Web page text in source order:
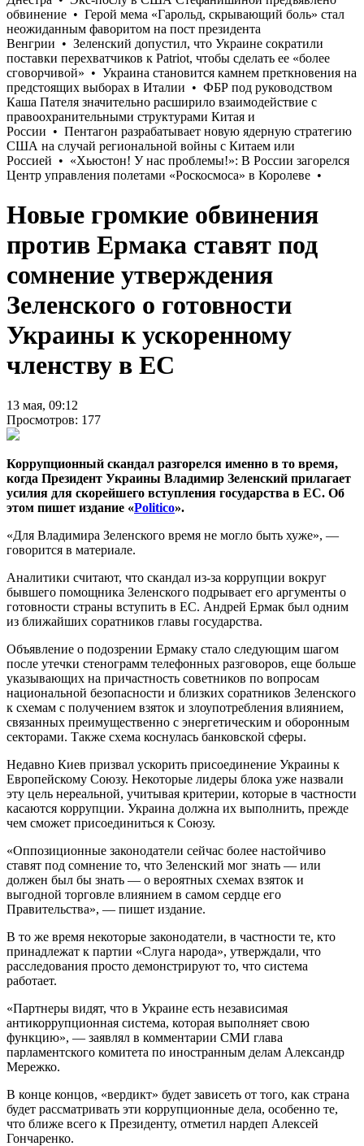
Новые громкие обвинения
против Ермака ставят под
сомнение утверждения
Зеленского о готовности
Украины к ускоренному
членству в ЕС
13 мая, 09:12
Просмотров: 177
Коррупционный скандал разгорелся именно в то время,
когда Президент Украины Владимир Зеленский прилагает
усилия для скорейшего вступления государства в ЕС. Об
этом пишет издание «Politico».
«Для Владимира Зеленского время не могло быть хуже», —
говорится в материале.
Аналитики считают, что скандал из-за коррупции вокруг
бывшего помощника Зеленского подрывает его аргументы о
готовности страны вступить в ЕС. Андрей Ермак был одним
из ближайших соратников главы государства.
Объявление о подозрении Ермаку стало следующим шагом
после утечки стенограмм телефонных разговоров, еще больше
указывающих на причастность советников по вопросам
национальной безопасности и близких соратников Зеленского
к схемам с получением взяток и злоупотребления влиянием,
связанных преимущественно с энергетическим и оборонным
секторами. Также схема коснулась банковской сферы.
Недавно Киев призвал ускорить присоединение Украины к
Европейскому Союзу. Некоторые лидеры блока уже назвали
эту цель нереальной, учитывая критерии, которые в частности
касаются коррупции. Украина должна их выполнить, прежде
чем сможет присоединиться к Союзу.
«Оппозиционные законодатели сейчас более настойчиво
ставят под сомнение то, что Зеленский мог знать — или
должен был бы знать — о вероятных схемах взяток и
выгодной торговле влиянием в самом сердце его
Правительства», — пишет издание.
В то же время некоторые законодатели, в частности те, кто
принадлежат к партии «Слуга народа», утверждали, что
расследования просто демонстрируют то, что система
работает.
«Партнеры видят, что в Украине есть независимая
антикоррупционная система, которая выполняет свою
функцию», — заявлял в комментарии СМИ глава
парламентского комитета по иностранным делам Александр
Мережко.
В конце концов, «вердикт» будет зависеть от того, как страна
будет рассматривать эти коррупционные дела, особенно те,
что ближе всего к Президенту, отметил нардеп Алексей
Гончаренко.